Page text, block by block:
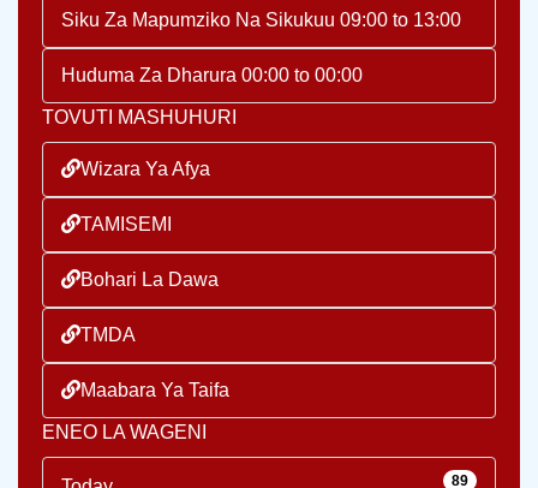
Siku Za Mapumziko Na Sikukuu 09:00 to 13:00
Huduma Za Dharura 00:00 to 00:00
TOVUTI MASHUHURI
Wizara Ya Afya
TAMISEMI
Bohari La Dawa
TMDA
Maabara Ya Taifa
ENEO LA WAGENI
89